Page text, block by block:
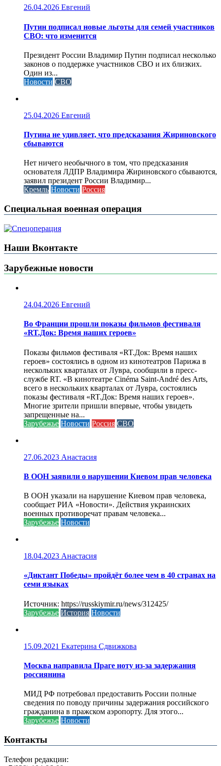
26.04.2026 Евгений
Путин подписал новые льготы для семей участников
СВО: что изменится
Президент России Владимир Путин подписал несколько
законов о поддержке участников СВО и их близких.
Один из...
Новости СВО
25.04.2026 Евгений
Путина не удивляет, что предсказания Жириновского
сбываются
Нет ничего необычного в том, что предсказания
основателя ЛДПР Владимира Жириновского сбываются,
заявил президент России Владимир...
Кремль Новости Россия
Специальная военная операция
Наши Вконтакте
Зарубежные новости
24.04.2026 Евгений
Во Франции прошли показы фильмов фестиваля
«RT.Док: Время наших героев»
Показы фильмов фестиваля «RT.Док: Время наших
героев» состоялись в одном из кинотеатров Парижа в
нескольких кварталах от Лувра, сообщили в пресс-
службе RT. «В кинотеатре Cinéma Saint-André des Arts,
всего в нескольких кварталах от Лувра, состоялись
показы фестиваля «RT.Док: Время наших героев».
Многие зрители пришли впервые, чтобы увидеть
запрещенные на...
Зарубежье Новости Россия СВО
27.06.2023 Анастасия
В ООН заявили о нарушении Киевом прав человека
В ООН указали на нарушение Киевом прав человека,
сообщает РИА «Новости». Действия украинских
военных противоречат правам человека...
Зарубежье Новости
18.04.2023 Анастасия
«Диктант Победы» пройдёт более чем в 40 странах на
семи языках
Источник: https://russkiymir.ru/news/312425/
Зарубежье История Новости
15.09.2021 Екатерина Сдвижкова
Москва направила Праге ноту из-за задержания
россиянина
МИД РФ потребовал предоставить России полные
сведения по поводу причины задержания российского
гражданина в пражском аэропорту. Для этого...
Зарубежье Новости
Контакты
Телефон редакции: